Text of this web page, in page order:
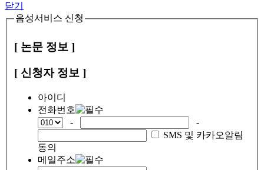
닫기
음성서비스 신청
[ 논문 정보 ]
[ 신청자 정보 ]
아이디
전화번호
-
-
SMS 및 카카오알림
동의
메일주소